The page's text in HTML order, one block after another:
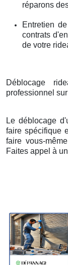
réparons
Entretien
contrats
de votre
Déblocage
professionnel
Le déblocage
faire spécifique
faire vous-
Faites appel à